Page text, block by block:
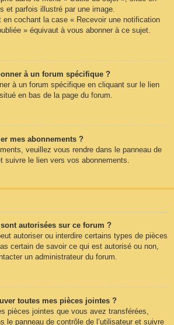
et parfois illustré par une image.
en cochant la case « Recevoir une notification
» équivaut à vous abonner à ce sujet.
à un forum spécifique ?
à un forum spécifique en cliquant sur le lien
en bas de la page du forum.
mes abonnements ?
veuillez vous rendre dans le panneau de
suivre le lien vers vos abonnements.
autorisées sur ce forum ?
autoriser ou interdire certains types de pièces
certain de savoir ce qui est autorisé ou non,
un administrateur du forum.
toutes mes pièces jointes ?
pièces jointes que vous avez transférées,
le panneau de contrôle de l’utilisateur et suivre